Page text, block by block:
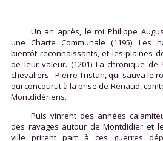
Un an après, le roi Philippe
une Charte Communale (1195). Les
bientôt reconnaissants, et les plaines
de leur valeur. (1201) La chronique
chevaliers : Pierre Tristan, qui sauva le
qui concourut à la prise de Renaud,
Montdidériens.
Puis vinrent des années
des ravages autour de Montdidier et
ville prirent part à ces guerres